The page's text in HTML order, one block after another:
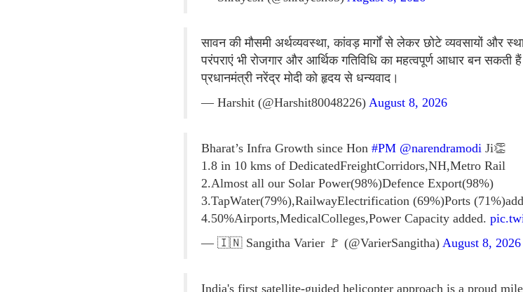
सावन की मौसमी अर्थव्यवस्था, कांवड़ मार्गों से लेकर छोटे व्यवसायों और
परंपराएं भी रोजगार और आर्थिक गतिविधि का महत्वपूर्ण आधार बन
प्रधानमंत्री नरेंद्र मोदी को हृदय से धन्यवाद।
— Harshit (@Harshit80048226) August 8, 2026
Bharat’s Infra Growth since Hon #PM @narendramodi Ji👏
1.8 in 10 kms of DedicatedFreightCorridors,NH,Metro Rail
2.Almost all our Solar Power(98%)Defence Export(98%)
3.TapWater(79%),RailwayElectrification (69%)Ports
4.50%Airports,MedicalColleges,Power Capacity added.
— 🇮🇳 Sangitha Varier 🚩 (@VarierSangitha) August 8, 2026
India's first satellite-guided helicopter approach is a proud